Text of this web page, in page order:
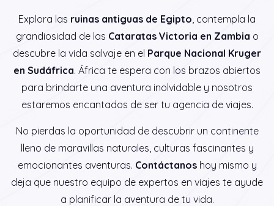
Explora las ruinas antiguas de Egipto, contempla la
grandiosidad de las Cataratas Victoria en Zambia o
descubre la vida salvaje en el Parque Nacional Kruger
en Sudáfrica. África te espera con los brazos abiertos
para brindarte una aventura inolvidable y nosotros
estaremos encantados de ser tu agencia de viajes.
No pierdas la oportunidad de descubrir un continente
lleno de maravillas naturales, culturas fascinantes y
emocionantes aventuras. Contáctanoshoy mismo y
deja que nuestro equipo de expertos en viajes te ayude
a planificar la aventura de tu vida.